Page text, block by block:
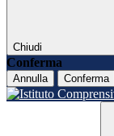
Chiudi
Conferma
Annulla Conferma